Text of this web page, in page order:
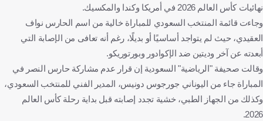
نهائيات كأس العالم 2026 في أمريكا وكندا والمكسيك.
وجاءت قائمة المنتخب السعودي للمباراة خالية من اسم الحارس نواف
العقيدي، حيث لم يتواجد أساسيًا أو بديلًا، رغم أنه تعافى من الإصابة التي
أبعدته عن آخر وديتين ضد الإكوادور وبورتوريكو.
وقالت صحيفة "الرياضية" السعودية إن قرار عدم مشاركة حارس النصر في
المباراة جاء من اليوناني جورجوس دونيس، المدير الفني للمنتخب السعودي،
وكذلك من الجهاز الطبي، خشية تجدد إصابته قبل بداية رحلة كأس العالم
2026.